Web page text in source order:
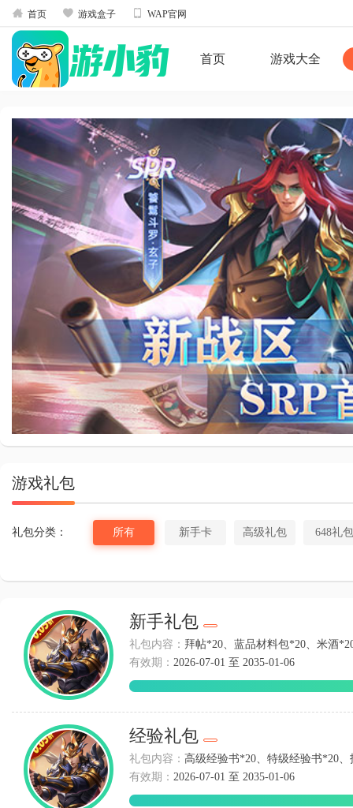
 首页  游戏盒子  WAP官网
首页 游戏大全
游戏礼包
礼包分类： 所有 新手卡 高级礼包 648礼包
新手礼包
礼包内容： 拜帖*20、蓝品材料包*20、米酒
有效期： 2026-07-01 至 2035-01-06
经验礼包
礼包内容： 高级经验书*20、特级经验书*20
有效期： 2026-07-01 至 2035-01-06